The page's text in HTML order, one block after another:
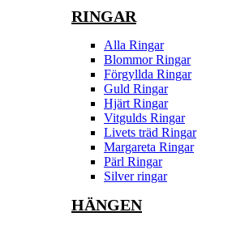
RINGAR
Alla Ringar
Blommor Ringar
Förgyllda Ringar
Guld Ringar
Hjärt Ringar
Vitgulds Ringar
Livets träd Ringar
Margareta Ringar
Pärl Ringar
Silver ringar
HÄNGEN